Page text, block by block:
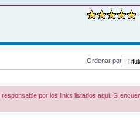
Ordenar por
responsable por los links listados aqui. Si